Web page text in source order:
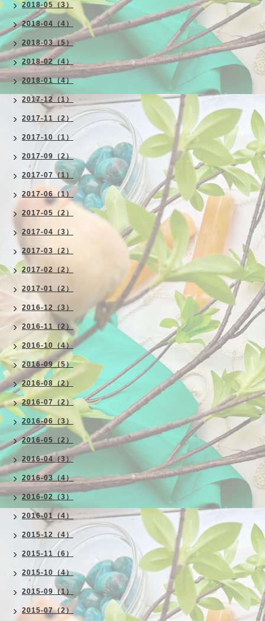
2018-05（3）
2018-04（4）
2018-03（5）
2018-02（4）
2018-01（4）
2017-12（1）
2017-11（2）
2017-10（1）
2017-09（2）
2017-07（1）
2017-06（1）
2017-05（2）
2017-04（3）
2017-03（2）
2017-02（2）
2017-01（2）
2016-12（3）
2016-11（2）
2016-10（4）
2016-09（5）
2016-08（2）
2016-07（2）
2016-06（3）
2016-05（2）
2016-04（3）
2016-03（4）
2016-02（3）
2016-01（4）
2015-12（4）
2015-11（6）
2015-10（4）
2015-09（1）
2015-07（2）